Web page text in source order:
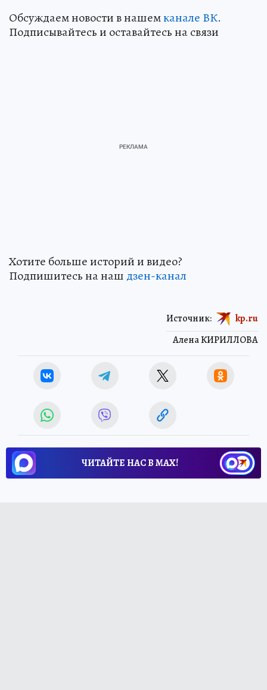
Обсуждаем новости в нашемканале ВК.
Подписывайтесь и оставайтесь на связи
Хотите больше историй и видео?
Подпишитесь на наш дзен-канал
Алена КИРИЛЛОВА
Источник: kp.ru
ЧИТАЙТЕ НАС В МАХ!